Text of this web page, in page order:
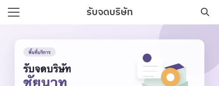
Skip
รับจดบริษัท
ษัท เริ่มต้นง่าย เอกสารครบ